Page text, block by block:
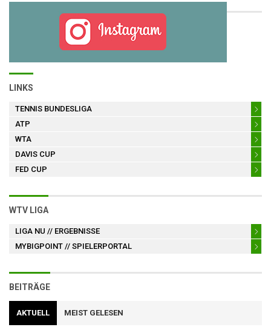
LINKS
TENNIS BUNDESLIGA
ATP
WTA
DAVIS CUP
FED CUP
WTV LIGA
LIGA NU // ERGEBNISSE
MYBIGPOINT // SPIELERPORTAL
BEITRÄGE
AKTUELL MEIST GELESEN